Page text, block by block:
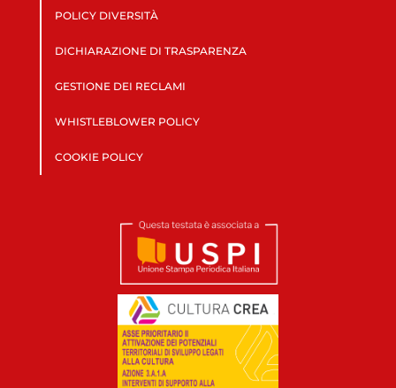
POLICY DIVERSITÀ
DICHIARAZIONE DI TRASPARENZA
GESTIONE DEI RECLAMI
WHISTLEBLOWER POLICY
COOKIE POLICY